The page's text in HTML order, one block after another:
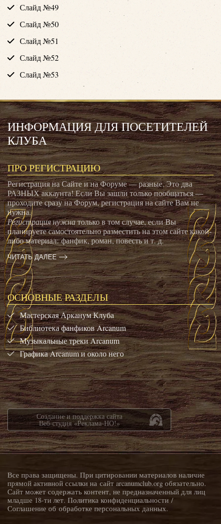
Слайд №49
Слайд №50
Слайд №51
Слайд №52
Слайд №53
ИНФОРМАЦИЯ ДЛЯ ПОСЕТИТЕЛЕЙ
КЛУБА
ПРО РЕГИСТРАЦИЮ
Регистрация на Сайте и на Форуме — разные. Это два
РАЗНЫХ аккаунта! Если Вы зашли только пообщаться —
проходите сразу на Форум, регистрация на сайте Вам не
нужна.
Регистрация нужнатолько в том случае, если Вы
планируете самостоятельно разместить на этом сайте какой-
либо материал: фанфик, роман, повесть и т. д.
ЧИТАТЬ ДАЛЕЕ
ОСНОВНЫЕ РАЗДЕЛЫ
Мастерская Арканум Клуба
Библиотека фанфиков Arcanum
Музыкальные треки Arcanum
Графика Arcanum и около него
Создание и поддержка сайта
Веб-студия «Реклама-НО!»
Все права защищены. При цитировании материалов наличие
прямой активной ссылки на сайт arcanumclub.org обязательно.
Сайт может содержать контент, не предназначенный для лиц
младше 18-ти лет. Политика конфиденциальности /
Соглашение об обработке персональных данных.